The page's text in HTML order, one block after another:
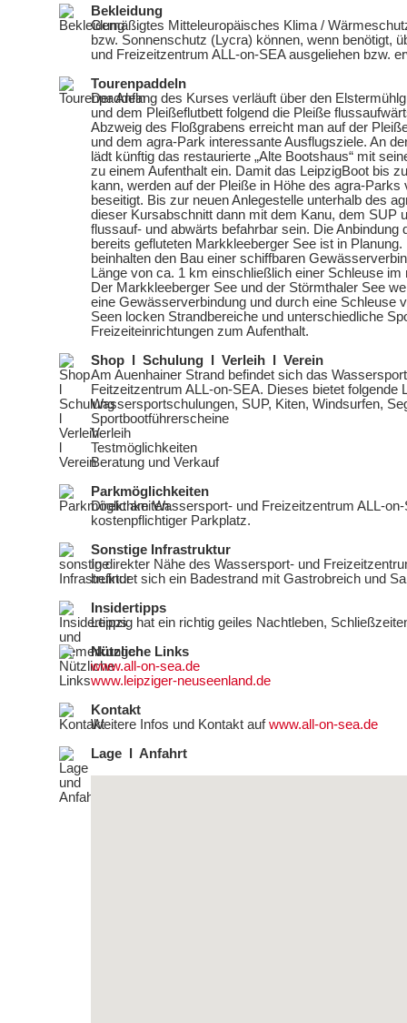
Bekleidung
Gemäßigtes Mitteleuropäisches Klima /
bzw. Sonnenschutz (Lycra) können, wenn benötigt,
und Freizeitzentrum ALL-on-SEA ausgeliehen bzw.
Tourenpaddeln
Der Anfang des Kurses verläuft über den
und dem Pleißeflutbett folgend die Pleiße
Abzweig des Floßgrabens erreicht man auf der
und dem agra-Park interessante Ausflugsziele. An
lädt künftig das restaurierte „Alte Bootshaus“ mit
zu einem Aufenthalt ein. Damit das LeipzigBoot bis
kann, werden auf der Pleiße in Höhe des agra-Parks
beseitigt. Bis zur neuen Anlegestelle unterhalb des
dieser Kursabschnitt dann mit dem Kanu, dem SUP
flussauf- und abwärts befahrbar sein. Die Anbindung
bereits gefluteten Markkleeberger See ist in Planung.
beinhalten den Bau einer schiffbaren
Länge von ca. 1 km einschließlich einer Schleuse im
Der Markkleeberger See und der Störmthaler See
eine Gewässerverbindung und durch eine Schleuse
Seen locken Strandbereiche und unterschiedliche
Freizeiteinrichtungen zum Aufenthalt.
Shop l Schulung l Verleih l Verein
Am Auenhainer Strand befindet sich das
Feitzeitzentrum ALL-on-SEA. Dieses bietet folgende
Wassersportschulungen, SUP, Kiten, Windsurfen,
Sportbootführerscheine
Verleih
Testmöglichkeiten
Beratung und Verkauf
Parkmöglichkeiten
Direkt am Wassersport- und Freizeitzentrum ALL-
kostenpflichtiger Parkplatz.
Sonstige Infrastruktur
In direkter Nähe des Wassersport- und
befindet sich ein Badestrand mit Gastrobreich und
Insidertipps
Leipzig hat ein richtig geiles Nachtleben,
Nützliche Links
www.all-on-sea.de
www.leipziger-neuseenland.de
Kontakt
Weitere Infos und Kontakt aufwww.all-on-sea.de
Lage l Anfahrt